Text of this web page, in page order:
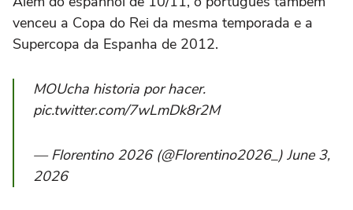
venceu a Copa do Rei da mesma temporada e a
Supercopa da Espanha de 2012.
MOUcha historia por hacer.
pic.twitter.com/7wLmDk8r2M
— Florentino 2026 (@Florentino2026_) June 3,
2026